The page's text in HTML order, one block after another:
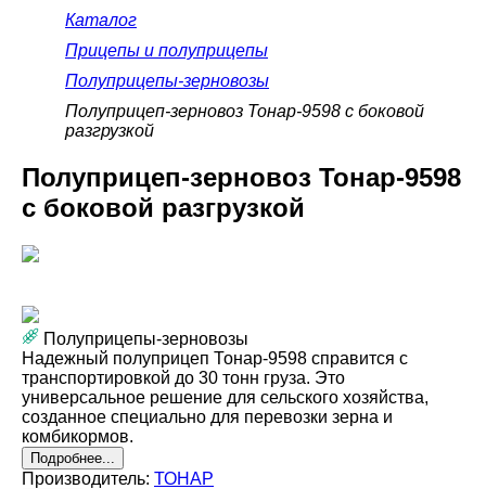
Каталог
Прицепы и полуприцепы
Полуприцепы-зерновозы
Полуприцеп-зерновоз Тонар-9598 с боковой
разгрузкой
Полуприцеп-зерновоз Тонар-9598
с боковой разгрузкой
Полуприцепы-зерновозы
Надежный полуприцеп Тонар-9598 справится с
транспортировкой до 30 тонн груза. Это
универсальное решение для сельского хозяйства,
созданное специально для перевозки зерна и
комбикормов.
Подробнее...
Производитель: ТОНАР